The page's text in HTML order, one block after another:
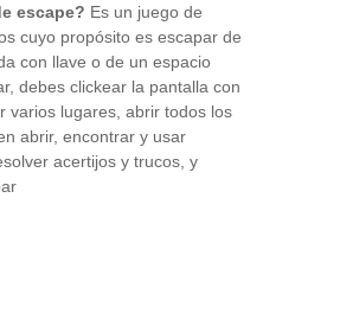
escape? Es un juego de
cuyo propósito es escapar de
con llave o de un espacio
debes clickear la pantalla con
varios lugares, abrir todos los
abrir, encontrar y usar
acertijos y trucos, y